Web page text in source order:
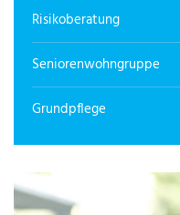
Risikoberatung
Seniorenwohngruppe
Grundpflege